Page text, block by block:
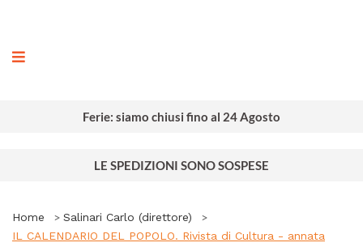
Ferie: siamo chiusi fino al 24 Agosto
LE SPEDIZIONI SONO SOSPESE
Home
Salinari Carlo (direttore)
IL CALENDARIO DEL POPOLO. Rivista di Cultura - annata